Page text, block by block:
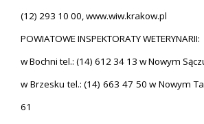
(12) 293 10 00, www.wiw.krakow.pl
POWIATOWE INSPEKTORATY WETERYNARII:
w Bochni tel.: (14) 612 34 13 w Nowym
w Brzesku tel.: (14) 663 47 50 w Nowym
61